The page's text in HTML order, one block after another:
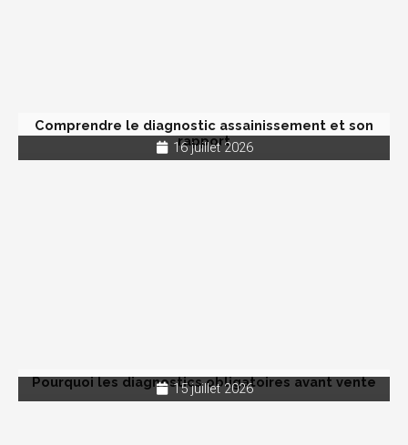
Comprendre le diagnostic assainissement et son
rapport
16 juillet 2026
Pourquoi les diagnostics obligatoires avant vente
15 juillet 2026